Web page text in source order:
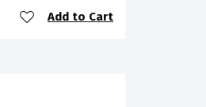
Add to Cart